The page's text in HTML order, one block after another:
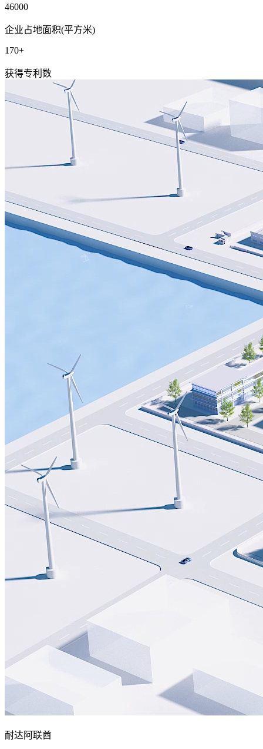
46000
企业占地面积(平方米)
170+
获得专利数
耐达阿联酋